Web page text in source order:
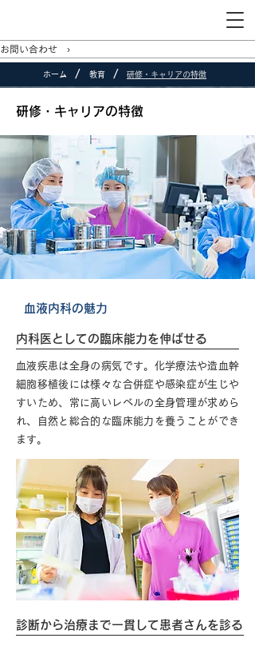
お問い合わせ ›
ホーム / 教育 / 研修・キャリアの特徴
研修・キャリアの特徴
血液内科の魅力
内科医としての臨床能力を伸ばせる
血液疾患は全身の病気です。化学療法や造血幹
細胞移植後には様々な合併症や感染症が生じや
すいため、常に高いレベルの全身管理が求めら
れ、自然と総合的な臨床能力を養うことができ
ます。
診断から治療まで一貫して患者さんを診る